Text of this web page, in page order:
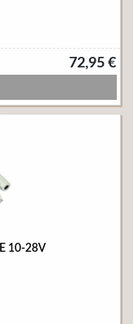
72,95 €
10-28V